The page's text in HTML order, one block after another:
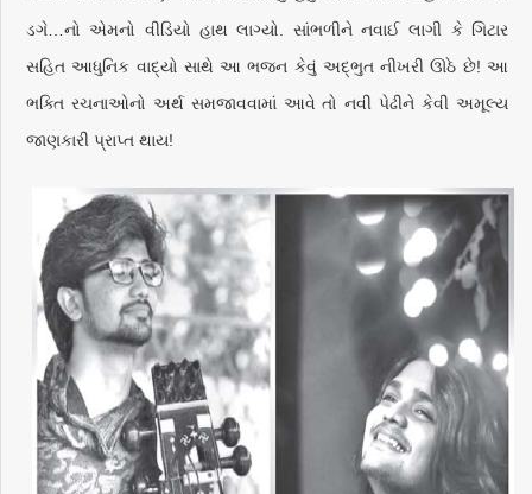
ડગે…નો એમનો વીડિયો હાથ લાગ્યો. સાંભળીને નવાઈ લાગી કે ગિટાર
સહિત આધુનિક વાદ્યો સાથે આ ભજન કેવું અદ્ભુત નીખરી ઊઠે છે! આ
ભક્તિ રચનાઓનો અર્થ સમજાવવામાં આવે તો નવી પેઢીને કેવી અમૂલ્ય
જાણકારી પ્રાપ્ત થાય!